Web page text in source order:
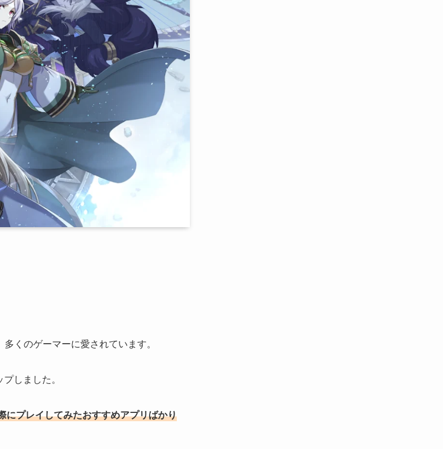
くのゲーマーに愛されています。
しました。
にプレイしてみたおすすめアプリばかり